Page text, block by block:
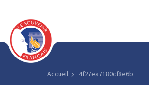
Accueil 4f27ea7180cf8e6b